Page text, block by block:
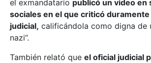
el exmandatario publicó un video en
sociales en el que criticó duramente
judicial, calificándola como digna de
nazi”.
También relató que el oficial judicial